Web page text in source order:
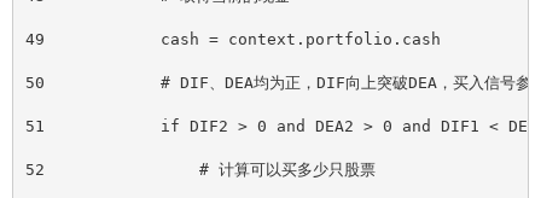
49            cash = context.portfolio.cash
50            # DIF、DEA均为正，DIF向上突破DEA，买入信号参
51            if DIF2 > 0 and DEA2 > 0 and DIF1 < DEA1
52                # 计算可以买多少只股票